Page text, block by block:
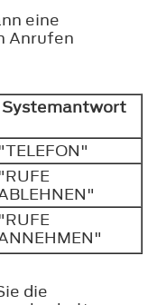
eine
Anrufen
Systemantwort
die